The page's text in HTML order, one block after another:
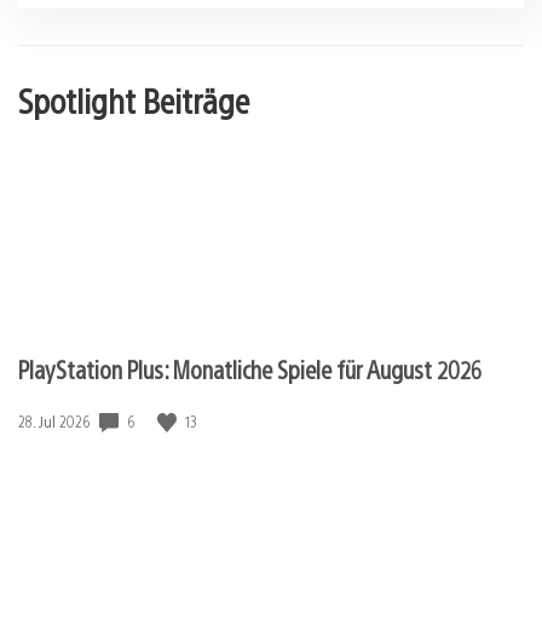
Spotlight Beiträge
PlayStation Plus: Monatliche Spiele für August 2026
Veröffentlichungsdatum:
28. Jul 2026 6 13